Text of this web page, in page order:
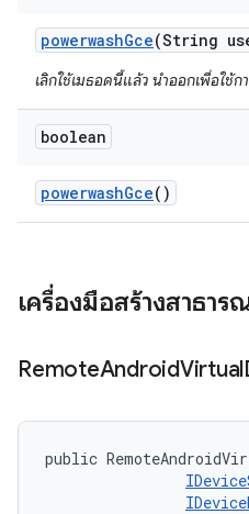
powerwashGce(String
เลิกใช้เมธอดนี้แล้ว นำออกเพื่อใช้ก
boolean
powerwashGce()
เครื่องมือสร้างสาธาร
RemoteAndroidVirtual
public